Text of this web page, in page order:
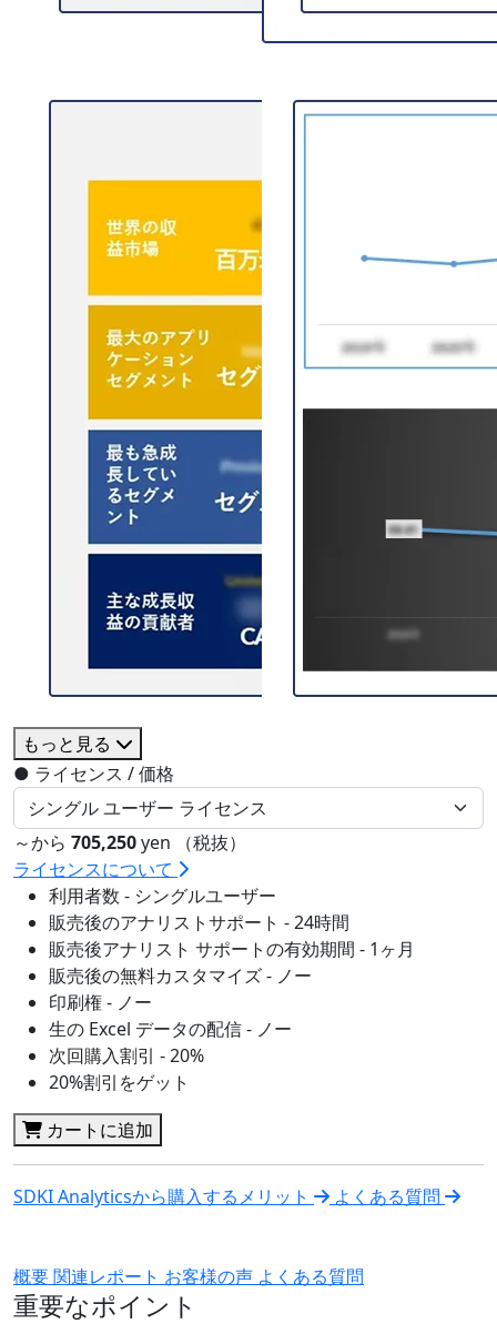
もっと見る
● ライセンス / 価格
～から 705,250yen （税抜）
ライセンスについて
利用者数 - シングルユーザー
販売後のアナリストサポート - 24時間
販売後アナリスト サポートの有効期間 - 1ヶ月
販売後の無料カスタマイズ - ノー
印刷権 - ノー
生の Excel データの配信 - ノー
次回購入割引 - 20%
20%割引をゲット
カートに追加
SDKI Analyticsから購入するメリット よくある質問
概要関連レポート お客様の声 よくある質問
重要なポイント